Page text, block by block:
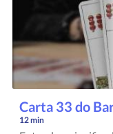
Carta 33 do
12 min